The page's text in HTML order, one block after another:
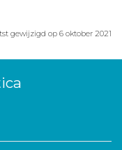
gewijzigd op 6 oktober 2021